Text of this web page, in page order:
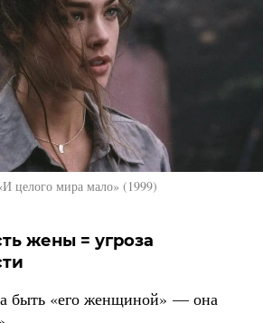
целого мира мало» (1999)
жены = угроза
быть «его женщиной» — она